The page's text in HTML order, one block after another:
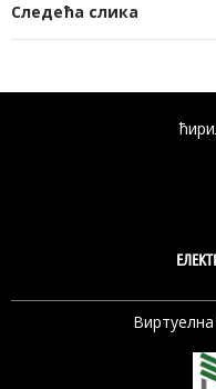
Следећа слика